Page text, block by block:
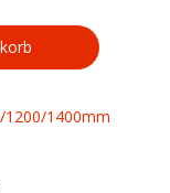
1400mm